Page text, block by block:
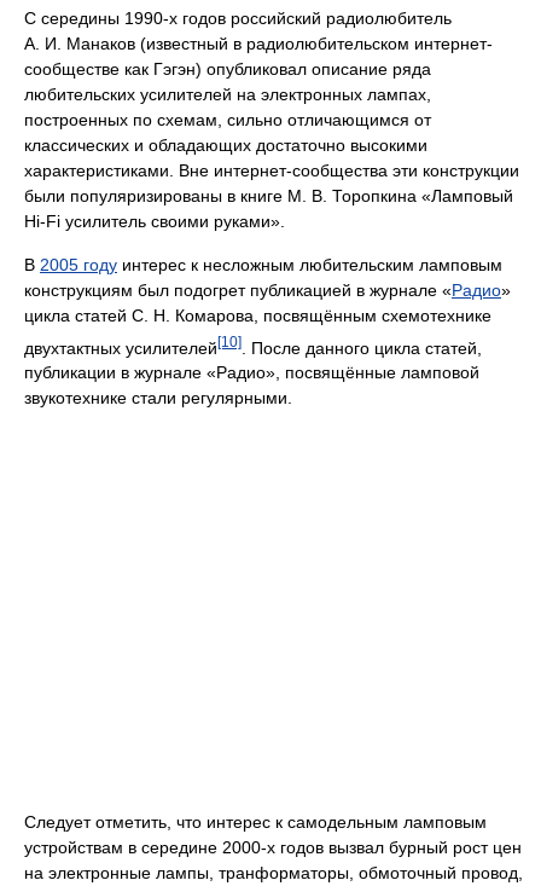
С середины 1990-х годов российский радиолюбитель
А. И. Манаков (известный в радиолюбительском интернет-
сообществе как Гэгэн) опубликовал описание ряда
любительских усилителей на электронных лампах,
построенных по схемам, сильно отличающимся от
классических и обладающих достаточно высокими
характеристиками. Вне интернет-сообщества эти конструкции
были популяризированы в книге М. В. Торопкина «Ламповый
Hi-Fi усилитель своими руками».
В 2005 году интерес к несложным любительским ламповым
конструкциям был подогрет публикацией в журнале «Радио»
цикла статей С. Н. Комарова, посвящённым схемотехнике
двухтактных усилителей[10]
. После данного цикла статей,
публикации в журнале «Радио», посвящённые ламповой
звукотехнике стали регулярными.
Следует отметить, что интерес к самодельным ламповым
устройствам в середине 2000-х годов вызвал бурный рост цен
на электронные лампы, транформаторы, обмоточный провод,